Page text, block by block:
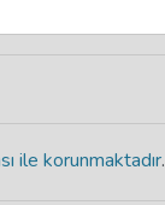
ile korunmaktadır.